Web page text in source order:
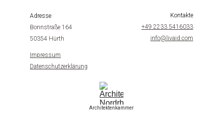
Adresse
Bonnstraße 164
50354 Hürth
Kontakte
+49 2233 5416033
info@livaid.com
Impressum
Datenschutzerklärung
Architektenkammer